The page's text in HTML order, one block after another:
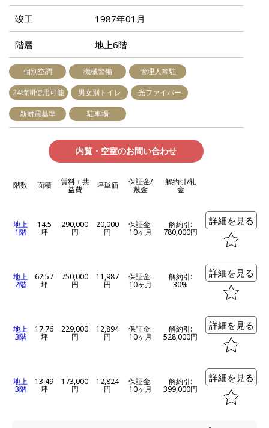
竣工 1987年01月
階層 地上6階
個別空調 機械警備 管理人常駐
24時間使用可能 男女別トイレ 光ファイバー
新耐震基準 駐車場
内覧・空室のお問い合わせ
階数 面積 賃料＋共
益費 坪単価 保証金/
敷金
解約引/礼
金
地上
1階
14.5
坪
290,000
円
20,000
円
保証金:
10ヶ月
解約引:
780,000円
詳細を見る
地上
2階
62.57
坪
750,000
円
11,987
円
保証金:
10ヶ月
解約引:
30%
詳細を見る
地上
3階
17.76
坪
229,000
円
12,894
円
保証金:
10ヶ月
解約引:
528,000円
詳細を見る
地上
3階
13.49
坪
173,000
円
12,824
円
保証金:
10ヶ月
解約引:
399,000円
詳細を見る